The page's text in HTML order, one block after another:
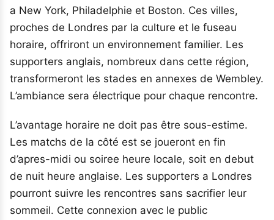
a New York, Philadelphie et Boston. Ces villes,
proches de Londres par la culture et le fuseau
horaire, offriront un environnement familier. Les
supporters anglais, nombreux dans cette région,
transformeront les stades en annexes de Wembley.
L’ambiance sera électrique pour chaque rencontre.
L’avantage horaire ne doit pas être sous-estime.
Les matchs de la côté est se joueront en fin
d’apres-midi ou soiree heure locale, soit en debut
de nuit heure anglaise. Les supporters a Londres
pourront suivre les rencontres sans sacrifier leur
sommeil. Cette connexion avec le public